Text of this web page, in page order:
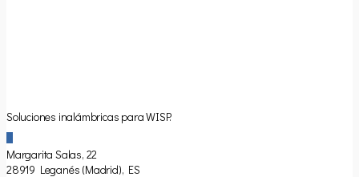
Soluciones inalámbricas para WISP.
Margarita Salas, 22
28919 Leganés (Madrid), ES